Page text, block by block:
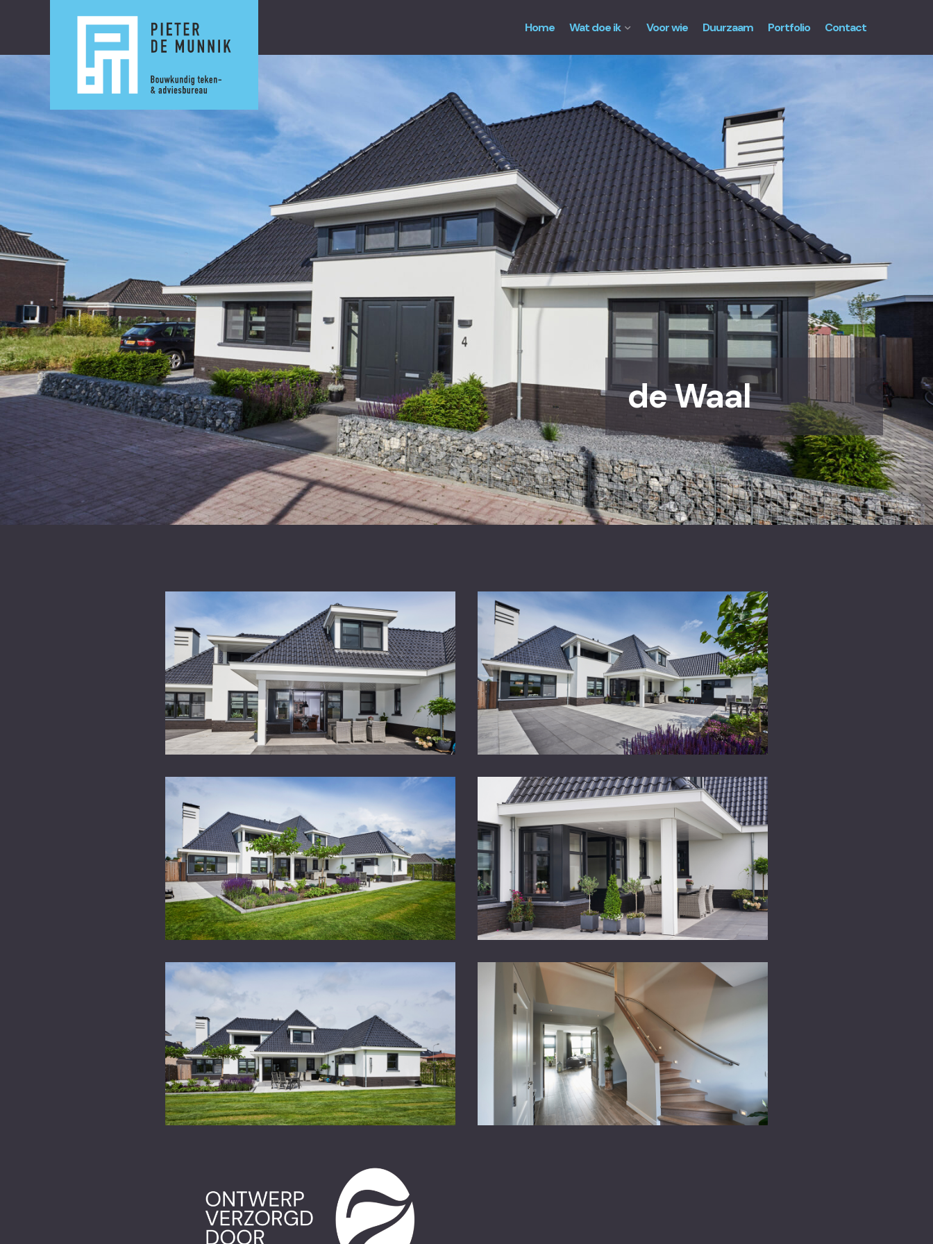
Home Wat doe ik Voor wie Duurzaam Portfolio Contact
de Waal